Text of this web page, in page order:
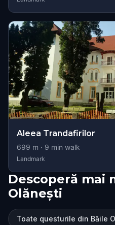
Aleea Trandafirilor
699 m · 9 min walk
Landmark
Descoperă mai
Olănești
Toate questurile din Băile